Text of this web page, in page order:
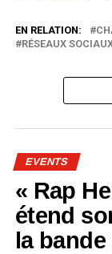
EN RELATION:
RÉSEAUX
EVENTS
« Rap
étend
la